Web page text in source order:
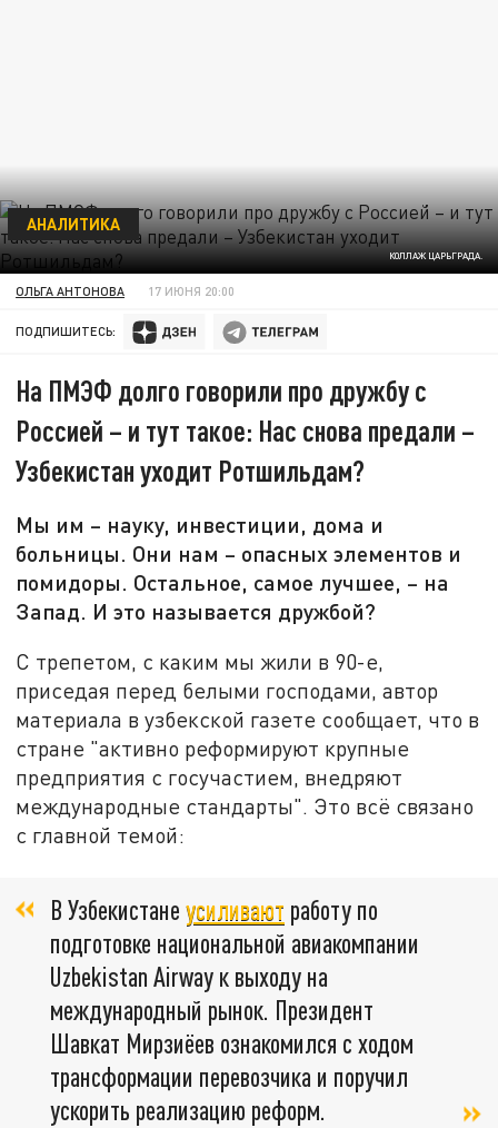
КОЛЛАЖ ЦАРЬГРАДА.
АНАЛИТИКА
ОЛЬГА АНТОНОВА 17 ИЮНЯ 20:00
ПОДПИШИТЕСЬ:
На ПМЭФ долго говорили про дружбу с
Россией – и тут такое: Нас снова предали –
Узбекистан уходит Ротшильдам?
Мы им – науку, инвестиции, дома и
больницы. Они нам – опасных элементов и
помидоры. Остальное, самое лучшее, – на
Запад. И это называется дружбой?
С трепетом, с каким мы жили в 90-е,
приседая перед белыми господами, автор
материала в узбекской газете сообщает, что в
стране "активно реформируют крупные
предприятия с госучастием, внедряют
международные стандарты". Это всё связано
с главной темой:
В Узбекистане усиливают работу по
подготовке национальной авиакомпании
Uzbekistan Airway к выходу на
международный рынок. Президент
Шавкат Мирзиёев ознакомился с ходом
трансформации перевозчика и поручил
ускорить реализацию реформ.